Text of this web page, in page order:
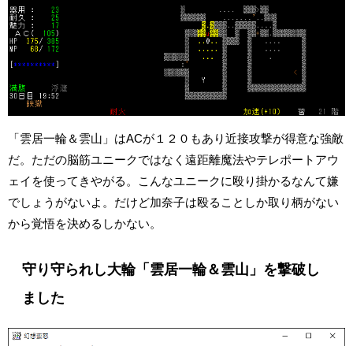
「雲居一輪＆雲山」はACが１２０もあり近接攻撃が得意な強敵
だ。ただの脳筋ユニークではなく遠距離魔法やテレポートアウ
ェイを使ってきやがる。こんなユニークに殴り掛かるなんて嫌
でしょうがないよ。だけど加奈子は殴ることしか取り柄がない
から覚悟を決めるしかない。
守り守られし大輪「雲居一輪＆雲山」を撃破し
ました